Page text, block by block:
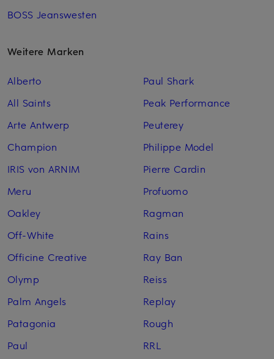
BOSS Jeanswesten
Weitere Marken
Alberto
All Saints
Arte Antwerp
Champion
IRIS von ARNIM
Meru
Oakley
Off-White
Officine Creative
Olymp
Palm Angels
Patagonia
Paul
Paul Shark
Peak Performance
Peuterey
Philippe Model
Pierre Cardin
Profuomo
Ragman
Rains
Ray Ban
Reiss
Replay
Rough
RRL